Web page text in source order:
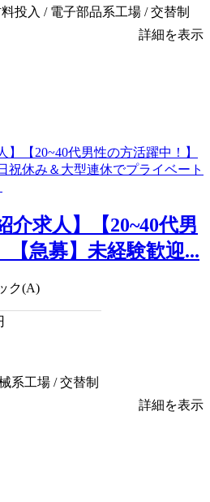
投入 / 電子部品系工場 / 交替制
詳細を表示
介求人】【20~40代男
【急募】未経験歓迎...
ク(A)
系工場 / 交替制
詳細を表示